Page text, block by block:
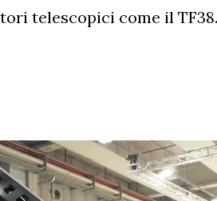
telescopici come il